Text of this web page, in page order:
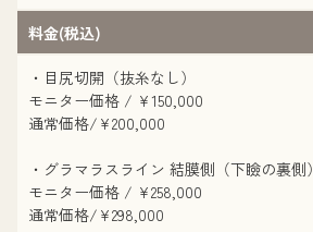
料金(税込)
・目尻切開（抜糸なし）
モニター価格 / ¥150,000
通常価格/¥200,000
・グラマラスライン 結膜側（下瞼の裏側）
モニター価格 / ¥258,000
通常価格/¥298,000